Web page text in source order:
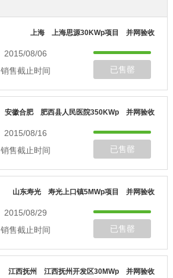
上海 上海思源30KWp项目 并网验收
2015/08/06
销售截止时间
已售罄
安徽合肥 肥西县人民医院350KWp 并网验收
2015/08/16
销售截止时间
已售罄
山东寿光 寿光上口镇5MWp项目 并网验收
2015/08/29
销售截止时间
已售罄
江西抚州 江西抚州开发区30MWp 并网验收